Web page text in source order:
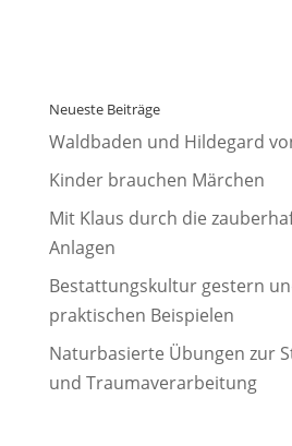
Neueste Beiträge
Waldbaden und Hildegard
Kinder brauchen Märchen
Mit Klaus durch die
Anlagen
Bestattungskultur gestern
praktischen Beispielen
Naturbasierte Übungen zur
und Traumaverarbeitung